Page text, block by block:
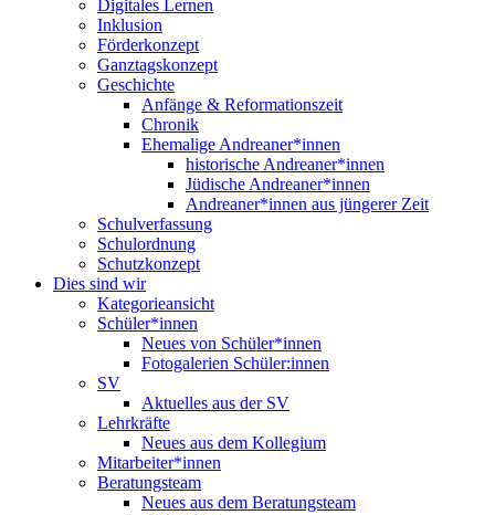
Digitales Lernen
Inklusion
Förderkonzept
Ganztagskonzept
Geschichte
Anfänge & Reformationszeit
Chronik
Ehemalige Andreaner*innen
historische Andreaner*innen
Jüdische Andreaner*innen
Andreaner*innen aus jüngerer Zeit
Schulverfassung
Schulordnung
Schutzkonzept
Dies sind wir
Kategorieansicht
Schüler*innen
Neues von Schüler*innen
Fotogalerien Schüler:innen
SV
Aktuelles aus der SV
Lehrkräfte
Neues aus dem Kollegium
Mitarbeiter*innen
Beratungsteam
Neues aus dem Beratungsteam